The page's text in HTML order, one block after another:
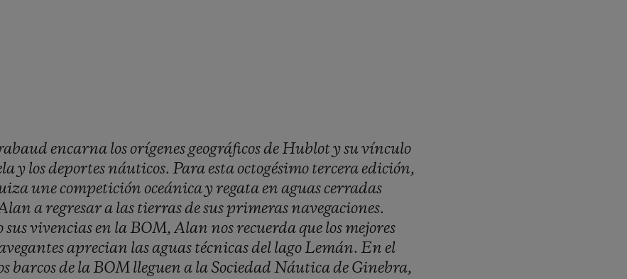
encarna losorígenes geográficosdeHubloty suvínculo
y losdeportesnáuticos. Paraestaoctogésimo terceraedición,
unecompeticiónoceánicayregataenaguascerradas
aregresara las tierrasdesusprimerasnavegaciones.
susvivenciasen laBOM, Alan nosrecuerdaque losmejores
aprecian lasaguas técnicasdel lagoLemán. En el
barcosde laBOM lleguen a la Sociedad Náuticade Ginebra,